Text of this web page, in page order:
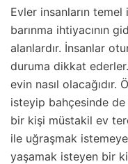
Evler insanların
barınma ihtiyacının
alanlardır. İnsanlar
duruma dikkat
evin nasıl
isteyip bahçesinde
bir kişi müstakil ev
ile uğraşmak
yaşamak isteyen bir